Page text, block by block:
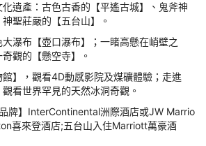
遺產：古色古香的【平遙古城】、鬼斧神
聖莊嚴的【五台山】。
瀑布【壺口瀑布】；一睹高懸在峭壁之
觀的【懸空寺】。
】，觀看4D動感影院及煤礦體驗；走進
觀看世界罕見的天然冰洞奇觀。
牌】InterContinental洲際酒店或JW Marrio
喜來登酒店;五台山入住Marriott萬豪酒